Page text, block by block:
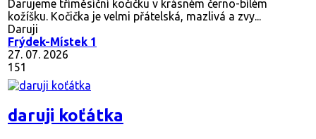
Darujeme tříměsíční kočičku v krásném černo-bílém
kožíšku. Kočička je velmi přátelská, mazlivá a zvy...
Daruji
Frýdek-Místek 1
27. 07. 2026
151
daruji koťátka